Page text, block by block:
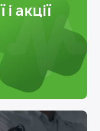
акції